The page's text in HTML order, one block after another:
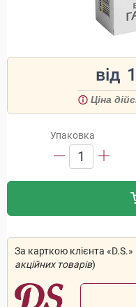
від
Ціна
Упаковка
1
За карткою клієнта
акційних товарів)